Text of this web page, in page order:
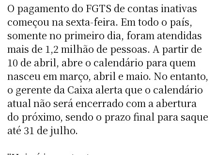
O pagamento do FGTS de contas inativas
começou na sexta-feira. Em todo o país,
somente no primeiro dia, foram atendidas
mais de 1,2 milhão de pessoas. A partir de
10 de abril, abre o calendário para quem
nasceu em março, abril e maio. No entanto,
o gerente da Caixa alerta que o calendário
atual não será encerrado com a abertura
do próximo, sendo o prazo final para saque
até 31 de julho.